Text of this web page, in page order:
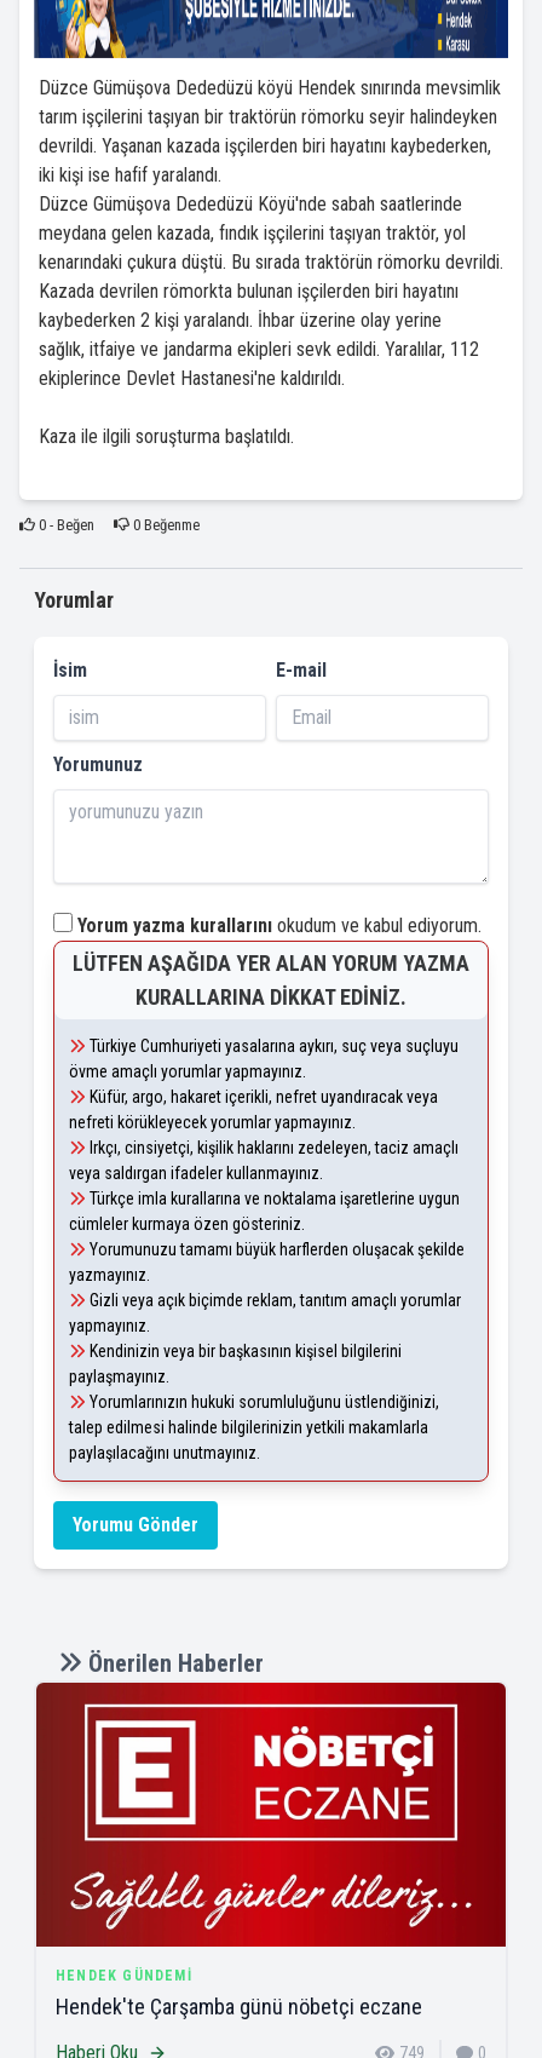
Düzce Gümüşova Dededüzü köyü Hendek sınırında mevsimlik
tarım işçilerini taşıyan bir traktörün römorku seyir halindeyken
devrildi. Yaşanan kazada işçilerden biri hayatını kaybederken,
iki kişi ise hafif yaralandı.
Düzce Gümüşova Dededüzü Köyü'nde sabah saatlerinde
meydana gelen kazada, fındık işçilerini taşıyan traktör, yol
kenarındaki çukura düştü. Bu sırada traktörün römorku devrildi.
Kazada devrilen römorkta bulunan işçilerden biri hayatını
kaybederken 2 kişi yaralandı. İhbar üzerine olay yerine
sağlık, itfaiye ve jandarma ekipleri sevk edildi. Yaralılar, 112
ekiplerince Devlet Hastanesi'ne kaldırıldı.
Kaza ile ilgili soruşturma başlatıldı.
0- Beğen 0Beğenme
Yorumlar
İsim E-mail
Yorumunuz
Yorum yazma kurallarını okudum ve kabul ediyorum.
LÜTFEN AŞAĞIDA YER ALAN YORUM YAZMA
KURALLARINA DIKKAT EDINIZ.
Türkiye Cumhuriyeti yasalarına aykırı, suç veya suçluyu
övme amaçlı yorumlar yapmayınız.
Küfür, argo, hakaret içerikli, nefret uyandıracak veya
nefreti körükleyecek yorumlar yapmayınız.
Irkçı, cinsiyetçi, kişilik haklarını zedeleyen, taciz amaçlı
veya saldırgan ifadeler kullanmayınız.
Türkçe imla kurallarına ve noktalama işaretlerine uygun
cümleler kurmaya özen gösteriniz.
Yorumunuzu tamamı büyük harflerden oluşacak şekilde
yazmayınız.
Gizli veya açık biçimde reklam, tanıtım amaçlı yorumlar
yapmayınız.
Kendinizin veya bir başkasının kişisel bilgilerini
paylaşmayınız.
Yorumlarınızın hukuki sorumluluğunu üstlendiğinizi,
talep edilmesi halinde bilgilerinizin yetkili makamlarla
paylaşılacağını unutmayınız.
Yorumu Gönder
Önerilen Haberler
HENDEK GÜNDEMI
Hendek'te Çarşamba günü nöbetçi eczane
Haberi Oku 749 0